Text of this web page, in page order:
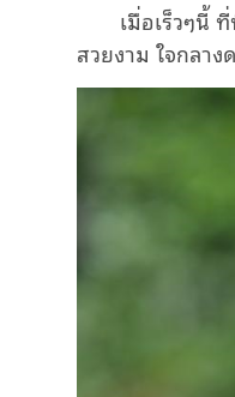
เมื่อเร็วๆนี้
สวยงาม ใจกลา